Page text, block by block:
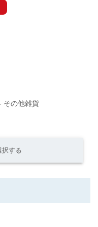
その他雑貨
択する